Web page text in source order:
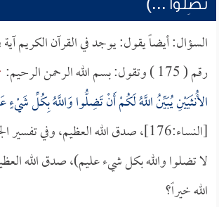
تَضِلُّوا ...)
السؤال: أيضاً يقول: يوجد في القرآن الكريم آية
رقم ( 175 ) وتقول: بسم الله الرحمن الرحيم:
الأُنثَيَيْنِ يُبَيِّنُ اللَّهُ لَكُمْ أَنْ تَضِلُّوا وَاللَّهُ بِكُلِّ شَيْءٍ
[النساء:176]، صدق الله العظيم، وفي
لا تضلوا والله بكل شيء عليم)، صدق الله
الله خيراً؟